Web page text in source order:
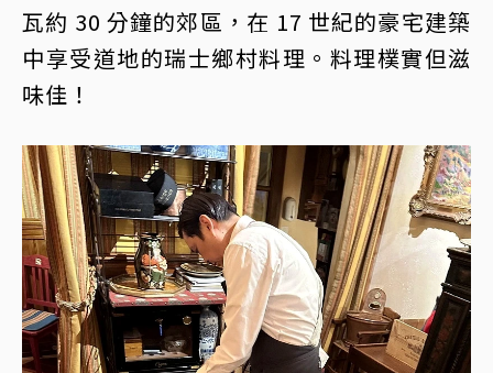
瓦約 30 分鐘的郊區，在 17 世紀的豪宅建築
中享受道地的瑞士鄉村料理。料理樸實但滋
味佳！